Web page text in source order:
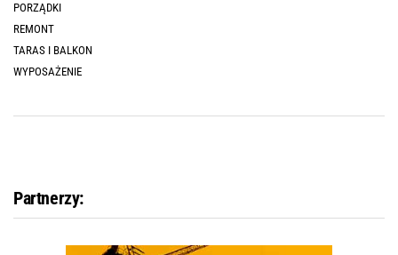
PORZĄDKI
REMONT
TARAS I BALKON
WYPOSAŻENIE
Partnerzy: